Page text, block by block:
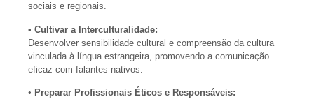
sociais e regionais.
• Cultivar a Interculturalidade:
Desenvolver sensibilidade cultural e compreensão da cultura
vinculada à língua estrangeira, promovendo a comunicação
eficaz com falantes nativos.
• Preparar Profissionais Éticos e Responsáveis: